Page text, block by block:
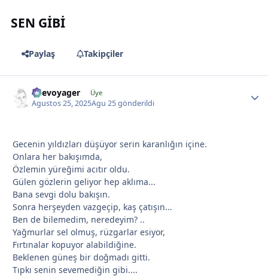
SEN GİBİ
Paylaş Takipçiler
likevoyager Üye
Agustos 25, 2025Agu 25gönderildi
Gecenin yıldızları düşüyor serin karanlığın içine.
Onlara her bakışımda,
Özlemin yüreğimi acıtır oldu.
Gülen gözlerin geliyor hep aklıma...
Bana sevgi dolu bakışın.
Sonra herşeyden vazgeçip, kaş çatışın...
Ben de bilemedim, neredeyim? ..
Yağmurlar sel olmuş, rüzgarlar esiyor,
Fırtınalar kopuyor alabildiğine.
Beklenen güneş bir doğmadı gitti.
Tıpkı senin sevemediğin gibi....